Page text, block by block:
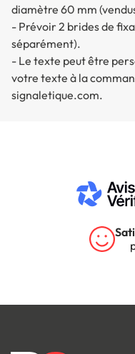
diamètre 60 mm
- Prévoir 2 brides de
séparément).
- Le texte peut être
votre texte à la
signaletique.com.